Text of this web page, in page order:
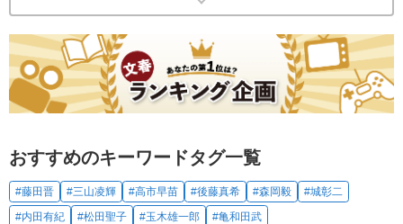
おすすめのキーワードタグ一覧
#藤田晋 #三山凌輝 #高市早苗 #後藤真希 #森岡毅
#城彰二
#内田有紀
#松田聖子 #玉木雄一郎 #亀和田武